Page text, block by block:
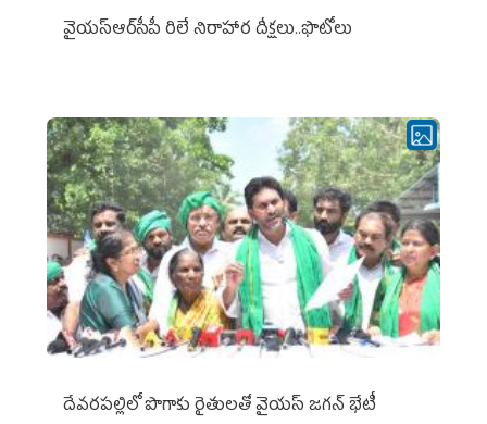
వైయ‌స్ఆర్‌సీపీ రిలే నిరాహార దీక్షలు..ఫొటోలు
దేవరపల్లిలో పొగాకు రైతులతో వైయస్ జగన్ భేటీ